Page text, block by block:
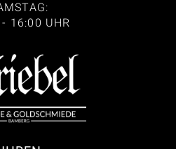
16:00 UHR